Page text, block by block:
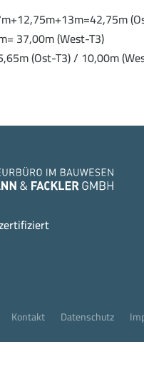
37,00m (West-T3)
(Ost-T3) / 10,00m
Kontakt Datenschutz